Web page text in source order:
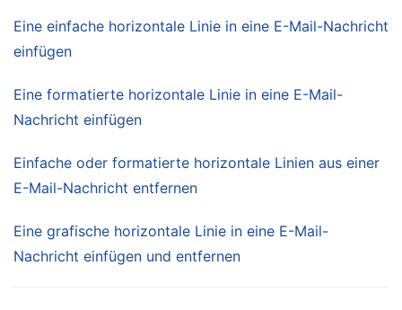
Eine einfache horizontale Linie in eine E-Mail-Nachricht
einfügen
Eine formatierte horizontale Linie in eine E-Mail-
Nachricht einfügen
Einfache oder formatierte horizontale Linien aus einer
E-Mail-Nachricht entfernen
Eine grafische horizontale Linie in eine E-Mail-
Nachricht einfügen und entfernen